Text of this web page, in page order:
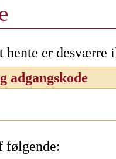
hente er
adgangskode
følgende: